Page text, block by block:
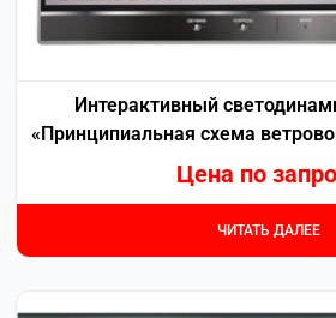
Интерактивный
«Принципиальная схема
Цена по
ЧИТАТЬ ДАЛЕЕ